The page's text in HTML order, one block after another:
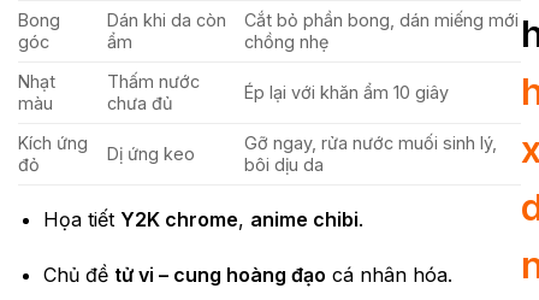
Bong
góc
Dán khi da còn
ẩm
Cắt bỏ phần bong, dán miếng mới
chồng nhẹ
Nhạt
màu
Thấm nước
chưa đủ
Ép lại với khăn ẩm 10 giây
Kích ứng
đỏ
Dị ứng keo
Gỡ ngay, rửa nước muối sinh lý,
bôi dịu da
Họa tiết Y2K chrome, anime chibi.
Chủ đề tử vi – cung hoàng đạo cá nhân hóa.